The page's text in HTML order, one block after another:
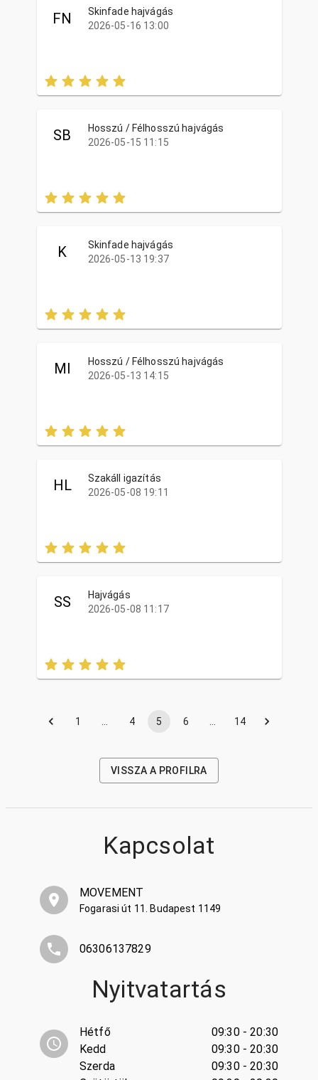
FN
Skinfade hajvágás
2026-05-16 13:00
SB
Hosszú / Félhosszú hajvágás
2026-05-15 11:15
K
Skinfade hajvágás
2026-05-13 19:37
MI
Hosszú / Félhosszú hajvágás
2026-05-13 14:15
HL
Szakáll igazítás
2026-05-08 19:11
SS
Hajvágás
2026-05-08 11:17
1 … 4 5 6 … 14
VISSZA A PROFILRA
Kapcsolat
MOVEMENT
Fogarasi út 11. Budapest 1149
06306137829
Nyitvatartás
Hétfő
Kedd
Szerda
09:30 - 20:30
09:30 - 20:30
09:30 - 20:30